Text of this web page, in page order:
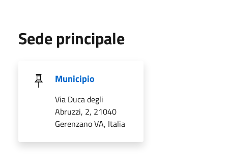
Sede principale
Municipio
Via Duca degli
Abruzzi, 2, 21040
Gerenzano VA, Italia